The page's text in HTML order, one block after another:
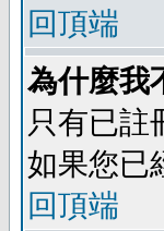
回頂端
為什麼我
只有已註
如果您已
回頂端